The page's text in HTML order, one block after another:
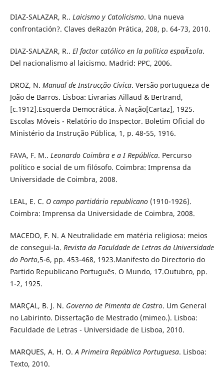
DIAZ-SALAZAR, R.. Laicismo y Catolicismo. Una nueva
confrontación?. Claves deRazón Prática, 208, p. 64-73, 2010.
DIAZ-SALAZAR, R.. El factor católico en la politica espaÃ±ola.
Del nacionalismo al laicismo. Madrid: PPC, 2006.
DROZ, N. Manual de Instrucção Civica. Versão portugueza de
João de Barros. Lisboa: Livrarias Aillaud & Bertrand,
[c.1912].Esquerda Democrática. À Nação[Cartaz], 1925.
Escolas Móveis - Relatório do Inspector. Boletim Oficial do
Ministério da Instrução Pública, 1, p. 48-55, 1916.
FAVA, F. M.. Leonardo Coimbra e a I República. Percurso
político e social de um filósofo. Coimbra: Imprensa da
Universidade de Coimbra, 2008.
LEAL, E. C. O campo partidário republicano(1910-1926).
Coimbra: Imprensa da Universidade de Coimbra, 2008.
MACEDO, F. N. A Neutralidade em matéria religiosa: meios
de consegui-la. Revista da Faculdade de Letras da Universidade
do Porto,5-6, pp. 453-468, 1923.Manifesto do Directorio do
Partido Republicano Português. O Mundo, 17.Outubro, pp.
1-2, 1925.
MARÇAL, B. J. N. Governo de Pimenta de Castro. Um General
no Labirinto. Dissertação de Mestrado (mimeo.). Lisboa:
Faculdade de Letras - Universidade de Lisboa, 2010.
MARQUES, A. H. O. A Primeira República Portuguesa. Lisboa:
Texto, 2010.